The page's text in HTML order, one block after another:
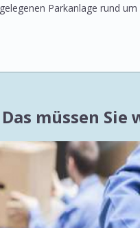
Parkanlage rund
müssen Sie